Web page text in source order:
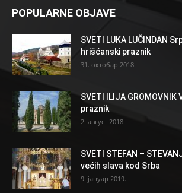
POPULARNE OBJAVE
SVETI LUKA LUČINDAN
hrišćanski praznik
31. октобар 2018.
SVETI ILIJA GROMOVNIK
praznik
2. август 2018.
SVETI STEFAN –
većih slava kod Srba
9. јануар 2019.